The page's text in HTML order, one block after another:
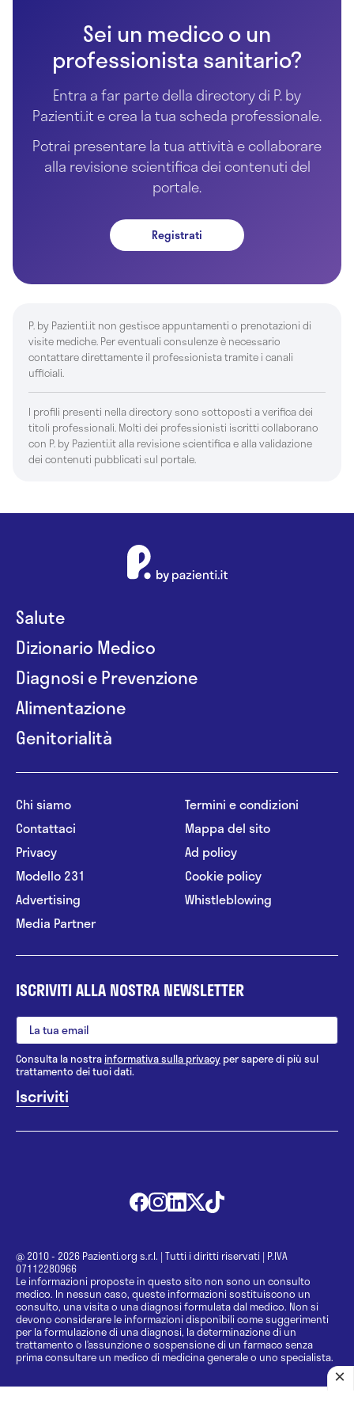
Sei un medico o un
professionista sanitario?
Entra a far parte della directory di P. by
Pazienti.it e crea la tua scheda professionale.
Potrai presentare la tua attività e collaborare
alla revisione scientifica dei contenuti del
portale.
Registrati
P. by Pazienti.it non gestisce appuntamenti o prenotazioni di
visite mediche. Per eventuali consulenze è necessario
contattare direttamente il professionista tramite i canali
ufficiali.
I profili presenti nella directory sono sottoposti a verifica dei
titoli professionali. Molti dei professionisti iscritti collaborano
con P. by Pazienti.it alla revisione scientifica e alla validazione
dei contenuti pubblicati sul portale.
Salute
Dizionario Medico
Diagnosi e Prevenzione
Alimentazione
Genitorialità
Chi siamo
Contattaci
Privacy
Modello 231
Advertising
Media Partner
Termini e condizioni
Mappa del sito
Ad policy
Cookie policy
Whistleblowing
ISCRIVITI ALLA NOSTRA NEWSLETTER
Consulta la nostrainformativa sulla privacy per sapere di più sul
trattamento dei tuoi dati.
@ 2010 - 2026 Pazienti.org s.r.l. | Tutti i diritti riservati | P.IVA
07112280966
Le informazioni proposte in questo sito non sono un consulto
medico. In nessun caso, queste informazioni sostituiscono un
consulto, una visita o una diagnosi formulata dal medico. Non si
devono considerare le informazioni disponibili come suggerimenti
per la formulazione di una diagnosi, la determinazione di un
trattamento o l’assunzione o sospensione di un farmaco senza
prima consultare un medico di medicina generale o uno specialista.